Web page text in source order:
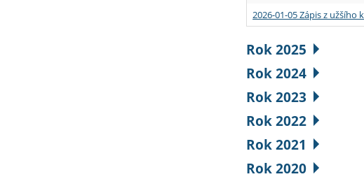
2026-01-05 Zápis z užšího
Rok 2025
Rok 2024
Rok 2023
Rok 2022
Rok 2021
Rok 2020